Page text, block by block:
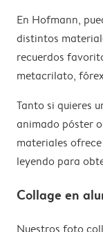
En Hofmann,
distintos
recuerdos
metacrilato,
Tanto si quieres
animado póster
materiales
leyendo para
Collage en
Nuestros foto